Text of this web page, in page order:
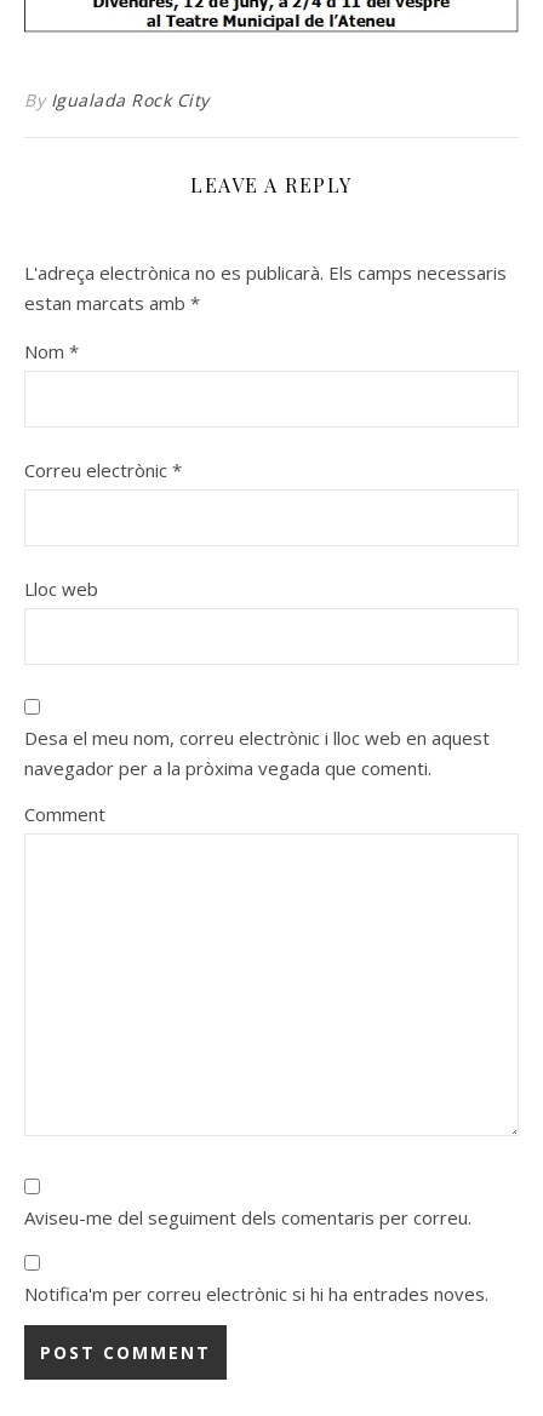
By Igualada Rock City
LEAVE A REPLY
L'adreça electrònica no es publicarà. Els camps necessaris
estan marcats amb *
Nom *
Correu electrònic *
Lloc web
Desa el meu nom, correu electrònic i lloc web en aquest
navegador per a la pròxima vegada que comenti.
Comment
Aviseu-me del seguiment dels comentaris per correu.
Notifica'm per correu electrònic si hi ha entrades noves.